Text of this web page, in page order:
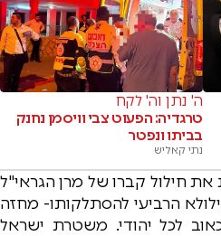
ה' נתן וה' לקח
טרגדיה: הפעוט צבי וויסמן נחנק
בביתו ונפטר
נתי קאליש
את חילול קברו של מרן הגראי"ל
הרביעי להסתלקותו- מחזה
לכל יהודי. משטרת ישראל